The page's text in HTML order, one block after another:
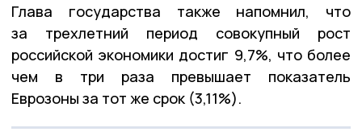
Глава государства также напомнил, что
за трехлетний период совокупный рост
российской экономики достиг 9,7%, что более
чем в три раза превышает показатель
Еврозоны за тот же срок (3,11%).